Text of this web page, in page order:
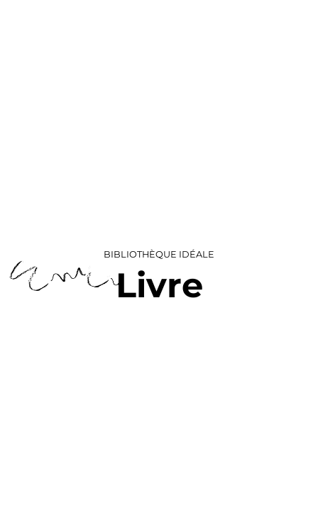
BIBLIOTHÈQUE IDÉALE
Livre